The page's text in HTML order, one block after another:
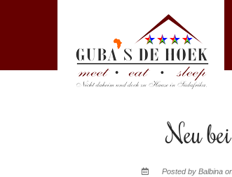
Neu
Posted by Balbina